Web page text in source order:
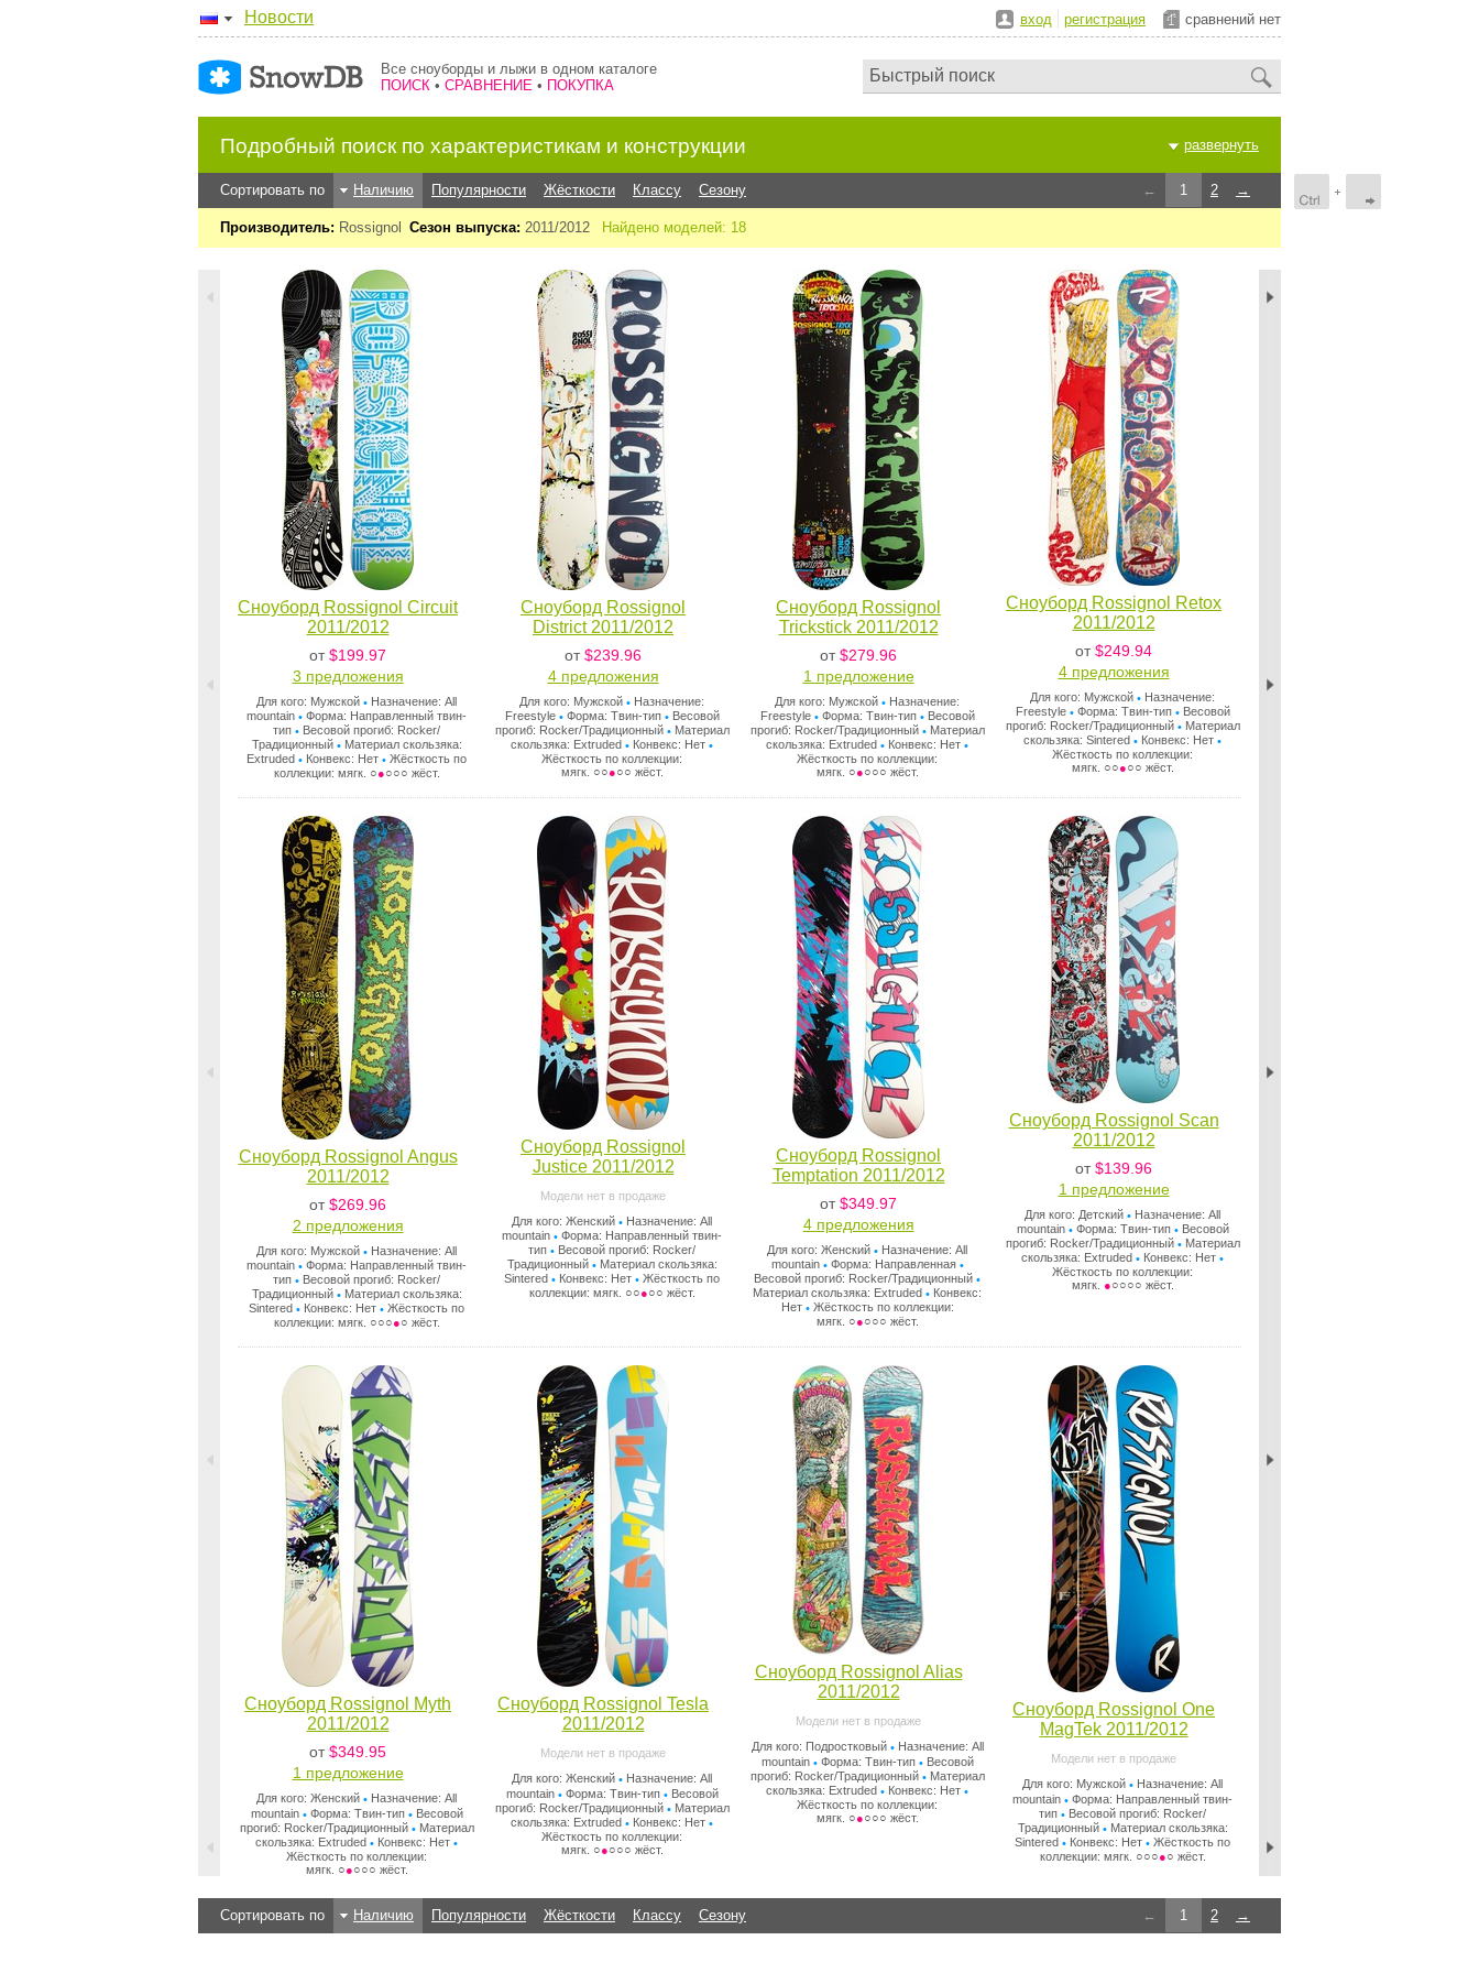
Новости вход регистрация сравнений нет
Все сноуборды и лыжи в одном каталоге
ПОИСК • СРАВНЕНИЕ • ПОКУПКА
Подробный поиск по характеристикам и конструкции развернуть
Сортировать по Наличию Популярности Жёсткости Классу Сезону ← 1 2 →
Производитель: Rossignol Сезон выпуска: 2011/2012 Найдено моделей: 18
Сноуборд Rossignol Circuit
2011/2012
от$199.97
3 предложения
Для кого: Мужской • Назначение: All
mountain • Форма: Направленный твин-
тип • Весовой прогиб: Rocker/
Традиционный• Материал скользяка:
Extruded • Конвекс: Нет • Жёсткость по
коллекции: мягк. ○●○○○ жёст.
Сноуборд Rossignol
District 2011/2012
от$239.96
4 предложения
Для кого: Мужской • Назначение:
Freestyle• Форма: Твин-тип• Весовой
прогиб: Rocker/Традиционный• Материал
скользяка: Extruded • Конвекс: Нет •
Жёсткость по коллекции:
мягк. ○○●○○ жёст.
Сноуборд Rossignol
Trickstick 2011/2012
от$279.96
1 предложениe
Для кого: Мужской • Назначение:
Freestyle• Форма: Твин-тип• Весовой
прогиб: Rocker/Традиционный• Материал
скользяка: Extruded • Конвекс: Нет •
Жёсткость по коллекции:
мягк. ○●○○○ жёст.
Сноуборд Rossignol Retox
2011/2012
от$249.94
4 предложения
Для кого: Мужской • Назначение:
Freestyle• Форма: Твин-тип• Весовой
прогиб: Rocker/Традиционный• Материал
скользяка: Sintered • Конвекс: Нет •
Жёсткость по коллекции:
мягк. ○○●○○ жёст.
Сноуборд Rossignol Angus
2011/2012
от$269.96
2 предложения
Для кого: Мужской • Назначение: All
mountain • Форма: Направленный твин-
тип • Весовой прогиб: Rocker/
Традиционный• Материал скользяка:
Sintered • Конвекс: Нет • Жёсткость по
коллекции: мягк. ○○○●○ жёст.
Сноуборд Rossignol
Justice 2011/2012
Модели нет в продаже
Для кого: Женский • Назначение: All
mountain • Форма: Направленный твин-
тип • Весовой прогиб: Rocker/
Традиционный• Материал скользяка:
Sintered • Конвекс: Нет • Жёсткость по
коллекции: мягк. ○○●○○ жёст.
Сноуборд Rossignol
Temptation 2011/2012
от$349.97
4 предложения
Для кого: Женский • Назначение: All
mountain• Форма: Направленная•
Весовой прогиб: Rocker/Традиционный •
Материал скользяка: Extruded • Конвекс:
Нет• Жёсткость по коллекции:
мягк. ○●○○○ жёст.
Сноуборд Rossignol Scan
2011/2012
от$139.96
1 предложениe
Для кого: Детский • Назначение: All
mountain• Форма: Твин-тип• Весовой
прогиб: Rocker/Традиционный• Материал
скользяка: Extruded • Конвекс: Нет •
Жёсткость по коллекции:
мягк. ●○○○○ жёст.
Сноуборд Rossignol Myth
2011/2012
от$349.95
1 предложениe
Для кого: Женский • Назначение: All
mountain• Форма: Твин-тип• Весовой
прогиб: Rocker/Традиционный• Материал
скользяка: Extruded • Конвекс: Нет •
Жёсткость по коллекции:
мягк. ○●○○○ жёст.
Сноуборд Rossignol Tesla
2011/2012
Модели нет в продаже
Для кого: Женский • Назначение: All
mountain• Форма: Твин-тип• Весовой
прогиб: Rocker/Традиционный• Материал
скользяка: Extruded • Конвекс: Нет •
Жёсткость по коллекции:
мягк. ○●○○○ жёст.
Сноуборд Rossignol Alias
2011/2012
Модели нет в продаже
Для кого: Подростковый• Назначение: All
mountain• Форма: Твин-тип• Весовой
прогиб: Rocker/Традиционный• Материал
скользяка: Extruded • Конвекс: Нет •
Жёсткость по коллекции:
мягк. ○●○○○ жёст.
Сноуборд Rossignol One
MagTek 2011/2012
Модели нет в продаже
Для кого: Мужской • Назначение: All
mountain • Форма: Направленный твин-
тип • Весовой прогиб: Rocker/
Традиционный• Материал скользяка:
Sintered • Конвекс: Нет • Жёсткость по
коллекции: мягк. ○○○●○ жёст.
Сортировать по Наличию Популярности Жёсткости Классу Сезону ← 1 2 →